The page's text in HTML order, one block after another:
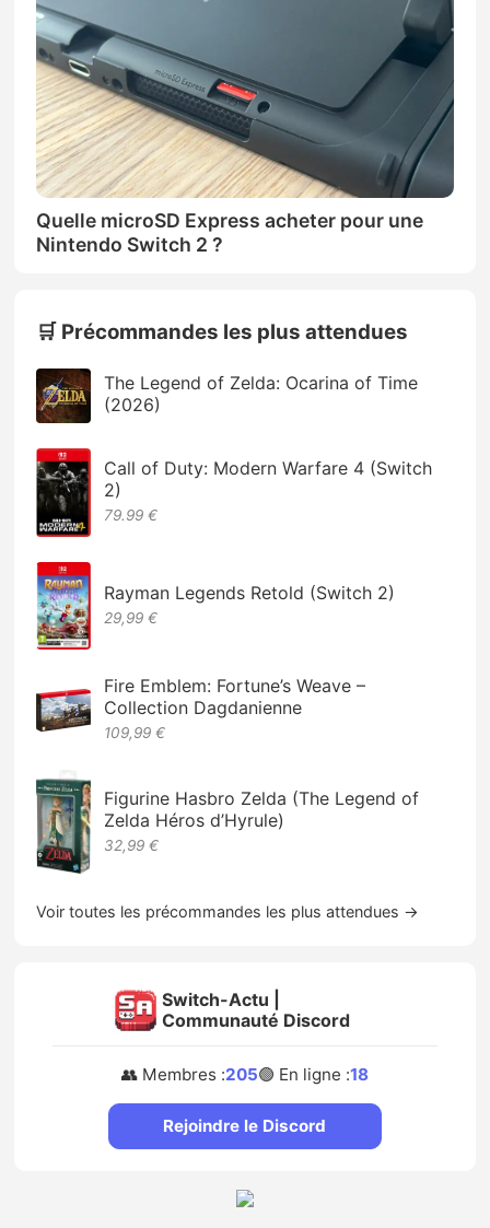
Quelle microSD Express acheter pour une
Nintendo Switch 2 ?
🛒 Précommandes les plus attendues
The Legend of Zelda: Ocarina of Time
(2026)
Call of Duty: Modern Warfare 4 (Switch
2)
79.99 €
Rayman Legends Retold (Switch 2)
29,99 €
Fire Emblem: Fortune’s Weave –
Collection Dagdanienne
109,99 €
Figurine Hasbro Zelda (The Legend of
Zelda Héros d’Hyrule)
32,99 €
Voir toutes les précommandes les plus attendues →
Switch-Actu |
Communauté Discord
👥 Membres :205🟢 En ligne :18
Rejoindre le Discord